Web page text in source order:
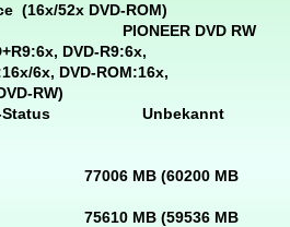
(16x/52x DVD-ROM)
PIONEER DVD RW
DVD-R9:6x,
6x, DVD-ROM:16x,
RW)
Status Unbekannt
MB (60200 MB
MB (59536 MB